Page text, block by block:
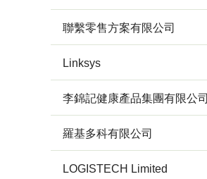
聯繫零售方案有限公司
Linksys
李錦記健康產品集團有限公司
羅基多科有限公司
LOGISTECH Limited